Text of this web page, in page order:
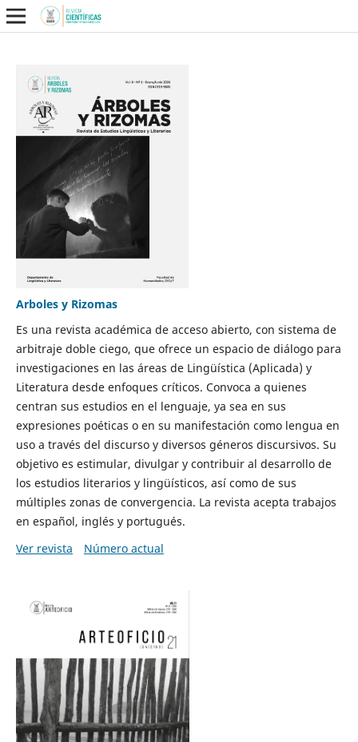
Arboles y Rizomas
Es una revista académica de acceso abierto, con sistema de
arbitraje doble ciego, que ofrece un espacio de diálogo para
investigaciones en las áreas de Lingüística (Aplicada) y
Literatura desde enfoques críticos. Convoca a quienes
centran sus estudios en el lenguaje, ya sea en sus
expresiones poéticas o en su manifestación como lengua en
uso a través del discurso y diversos géneros discursivos. Su
objetivo es estimular, divulgar y contribuir al desarrollo de
los estudios literarios y lingüísticos, así como de sus
múltiples zonas de convergencia. La revista acepta trabajos
en español, inglés y portugués.
Ver revista
Número actual